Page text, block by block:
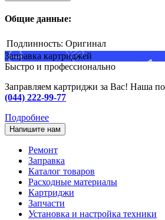
Общие данные:
Подлинность: Оригинал
Заправка картриджей
Быстро и профессионально
Заправляем картриджи за Вас! Наша
(044) 222-99-77
Подробнее
Напишите нам
Ремонт
Заправка
Каталог товаров
Расходные материалы
Картриджи
Запчасти
Установка и настройка техники